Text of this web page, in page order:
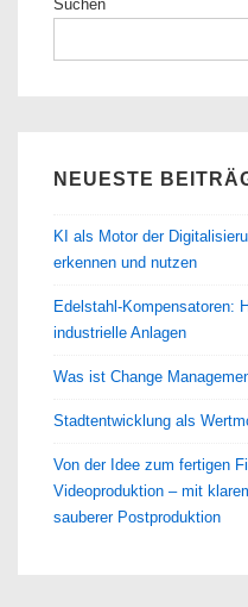
Suchen
NEUESTE
KI als Motor der
erkennen und nutzen
Edelstahl-Kompensatoren:
industrielle Anlagen
Was ist Change
Stadtentwicklung als
Von der Idee zum fertigen
Videoproduktion – mit
sauberer Postproduktion